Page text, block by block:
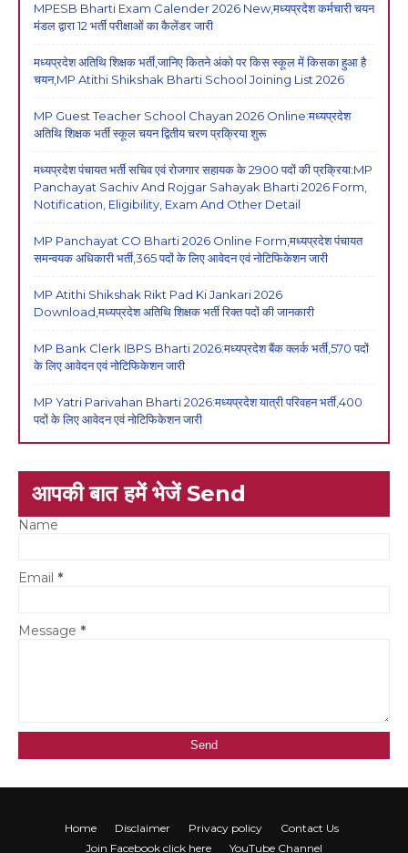
MPESB Bharti Exam Calender 2026 New,मध्यप्रदेश कर्मचारी चयन
मंडल द्वारा 12 भर्ती परीक्षाओं का कैलेंडर जारी
मध्यप्रदेश अतिथि शिक्षक भर्ती,जानिए कितने अंको पर किस स्कूल में किसका हुआ है
चयन,MP Atithi Shikshak Bharti School Joining List 2026
MP Guest Teacher School Chayan 2026 Online:मध्यप्रदेश
अतिथि शिक्षक भर्ती स्कूल चयन द्वितीय चरण प्रक्रिया शुरू
मध्यप्रदेश पंचायत भर्ती सचिव एवं रोजगार सहायक के 2900 पदों की प्रक्रिया:MP
Panchayat Sachiv And Rojgar Sahayak Bharti 2026 Form,
Notification, Eligibility, Exam And Other Detail
MP Panchayat CO Bharti 2026 Online Form,मध्यप्रदेश पंचायत
समन्वयक अधिकारी भर्ती,365 पदों के लिए आवेदन एवं नोटिफिकेशन जारी
MP Atithi Shikshak Rikt Pad Ki Jankari 2026
Download,मध्यप्रदेश अतिथि शिक्षक भर्ती रिक्त पदों की जानकारी
MP Bank Clerk IBPS Bharti 2026:मध्यप्रदेश बैंक क्लर्क भर्ती,570 पदों
के लिए आवेदन एवं नोटिफिकेशन जारी
MP Yatri Parivahan Bharti 2026:मध्यप्रदेश यात्री परिवहन भर्ती,400
पदों के लिए आवेदन एवं नोटिफिकेशन जारी
आपकी बात हमें भेजें Send
Name
Email *
Message *
Home Disclaimer Privacy policy
Contact Us
Join Facebook click here
YouTube Channel